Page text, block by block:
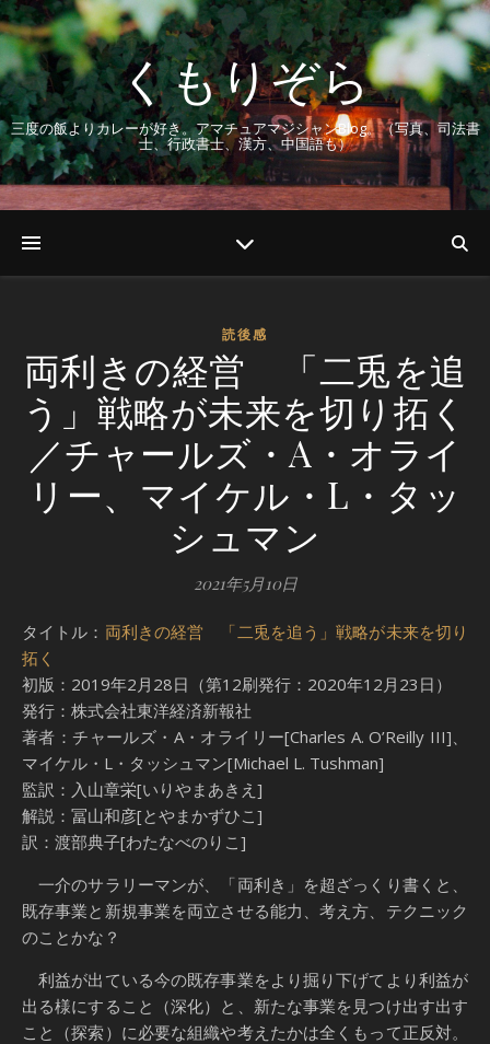
くもりぞら
三度の飯よりカレーが好き。アマチュアマジシャンBlog。（写真、司法書
士、行政書士、漢方、中国語も）
読後感
両利きの経営 「二兎を追
う」戦略が未来を切り拓く
／チャールズ・A・オライ
リー、マイケル・L・タッ
シュマン
2021年5月10日
タイトル： 両利きの経営 「二兎を追う」戦略が未来を切り
拓く
初版：2019年2月28日（第12刷発行：2020年12月23日）
発行：株式会社東洋経済新報社
著者：チャールズ・A・オライリー[Charles A. O’Reilly III]、
マイケル・L・タッシュマン[Michael L. Tushman]
監訳：入山章栄[いりやまあきえ]
解説：冨山和彦[とやまかずひこ]
訳：渡部典子[わたなべのりこ]
一介のサラリーマンが、「両利き」を超ざっくり書くと、
既存事業と新規事業を両立させる能力、考え方、テクニック
のことかな？
利益が出ている今の既存事業をより掘り下げてより利益が
出る様にすること（深化）と、新たな事業を見つけ出す出す
こと（探索）に必要な組織や考えたかは全くもって正反対。